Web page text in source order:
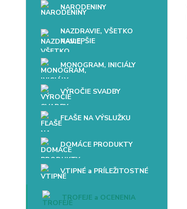
NARODENINY
NAZDRAVIE, VŠETKO
NAJLEPŠIE
MONOGRAM, INICIÁLY
VÝROČIE SVADBY
FĽAŠE NA VÝSLUŽKU
DOMÁCE PRODUKTY
VTIPNÉ a PRÍLEŽITOSTNÉ
TROFEJE a OCENENIA